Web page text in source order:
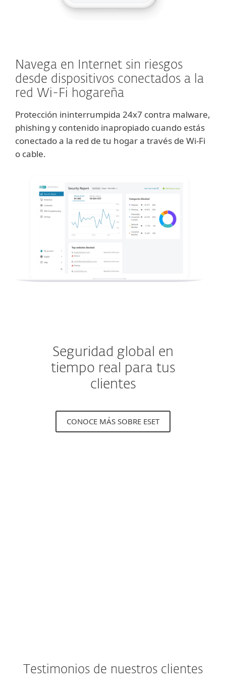
Navega en Internet sin riesgos
desde dispositivos conectados a la
red Wi-Fi hogareña
Protección ininterrumpida 24x7 contra malware,
phishing y contenido inapropiado cuando estás
conectado a la red de tu hogar a través de Wi-Fi
o cable.
Seguridad global en
tiempo real para tus
clientes
CONOCE MÁS SOBRE ESET
Testimonios de nuestros clientes